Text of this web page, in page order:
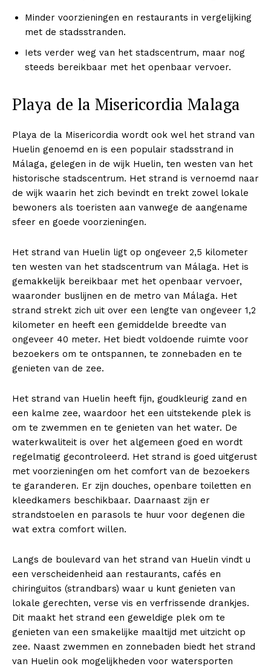
Inhoudsopgave [verbergen]
Minder voorzieningen en restaurants in vergelijking
met de stadsstranden.
Iets verder weg van het stadscentrum, maar nog
steeds bereikbaar met het openbaar vervoer.
Playa de la Misericordia Malaga
Playa de la Misericordia wordt ook wel het strand van
Huelin genoemd en is een populair stadsstrand in
Málaga, gelegen in de wijk Huelin, ten westen van het
historische stadscentrum. Het strand is vernoemd naar
de wijk waarin het zich bevindt en trekt zowel lokale
bewoners als toeristen aan vanwege de aangename
sfeer en goede voorzieningen.
Het strand van Huelin ligt op ongeveer 2,5 kilometer
ten westen van het stadscentrum van Málaga. Het is
gemakkelijk bereikbaar met het openbaar vervoer,
waaronder buslijnen en de metro van Málaga. Het
strand strekt zich uit over een lengte van ongeveer 1,2
kilometer en heeft een gemiddelde breedte van
ongeveer 40 meter. Het biedt voldoende ruimte voor
bezoekers om te ontspannen, te zonnebaden en te
genieten van de zee.
Het strand van Huelin heeft fijn, goudkleurig zand en
een kalme zee, waardoor het een uitstekende plek is
om te zwemmen en te genieten van het water. De
waterkwaliteit is over het algemeen goed en wordt
regelmatig gecontroleerd. Het strand is goed uitgerust
met voorzieningen om het comfort van de bezoekers
te garanderen. Er zijn douches, openbare toiletten en
kleedkamers beschikbaar. Daarnaast zijn er
strandstoelen en parasols te huur voor degenen die
wat extra comfort willen.
Langs de boulevard van het strand van Huelin vindt u
een verscheidenheid aan restaurants, cafés en
chiringuitos (strandbars) waar u kunt genieten van
lokale gerechten, verse vis en verfrissende drankjes.
Dit maakt het strand een geweldige plek om te
genieten van een smakelijke maaltijd met uitzicht op
zee. Naast zwemmen en zonnebaden biedt het strand
van Huelin ook mogelijkheden voor watersporten